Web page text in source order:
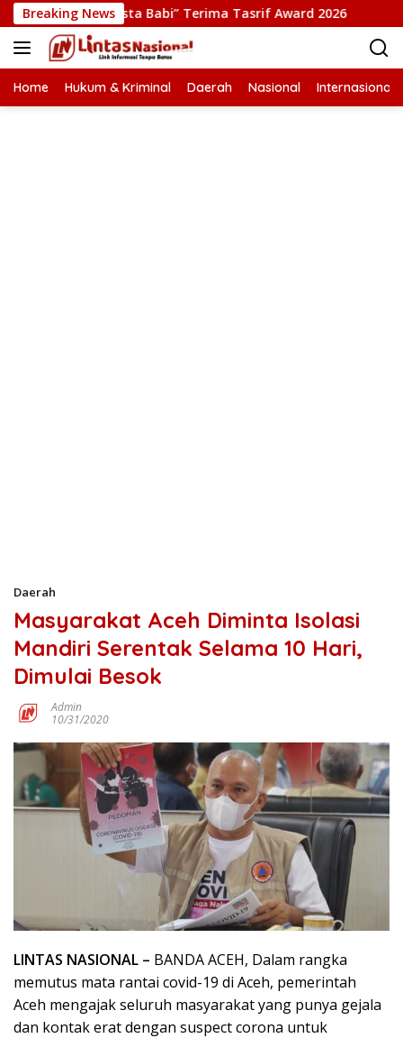
Langsung
ke
konten
Breaking News
Film “Pesta Babi” Terima Tasrif Award 2026
Home Hukum & Kriminal Daerah Nasional Internasional
Daerah
Masyarakat Aceh Diminta Isolasi
Mandiri Serentak Selama 10 Hari,
Dimulai Besok
Admin
10/31/2020
LINTAS NASIONAL – BANDA ACEH, Dalam rangka
memutus mata rantai covid-19 di Aceh, pemerintah
Aceh mengajak seluruh masyarakat yang punya gejala
dan kontak erat dengan suspect corona untuk